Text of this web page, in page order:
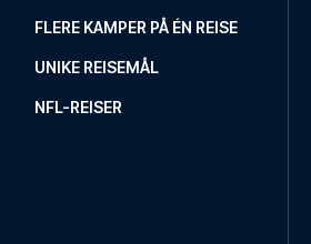
FLERE KAMPER PÅ ÉN REISE
UNIKE REISEMÅL
NFL-REISER